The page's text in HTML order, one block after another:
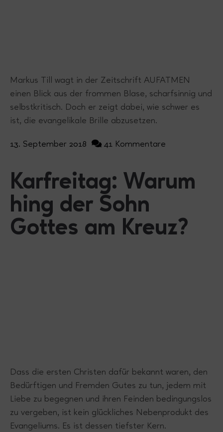
Markus Till wagt in der Zeitschrift AUFATMEN
einen Blick aus der frommen Blase, scharfsinnig und
selbstkritisch. Doch er zeigt dabei, wie schwer es
ist, die evangelikale Brille abzusetzen.
13. September 2018 41 Kommentare
Karfreitag: Warum
hing der Sohn
Gottes am Kreuz?
Dass die ersten Christen dafür bekannt waren, den
Bedürftigen und Fremden Gutes zu tun, jedem mit
Liebe zu begegnen und ihren Feinden bedingungslos
zu vergeben, ist kein glückliches Nebenprodukt des
Evangeliums. Es ist dessen tiefster Kern.